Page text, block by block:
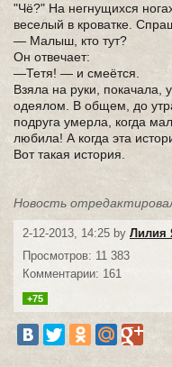
"Чё?" На негнущихся
веселый в кроватке.
— Малыш, кто тут?
Он отвечает:
—Тетя! — и смеётся.
Взяла на руки, покачала,
одеялом. В общем, до
подруга умерла, когда
любила! А когда эта
Вот такая история.
Новость
2-12-2013, 14:25 by Лилия
Просмотров: 11 383
Комментарии: 161
+75